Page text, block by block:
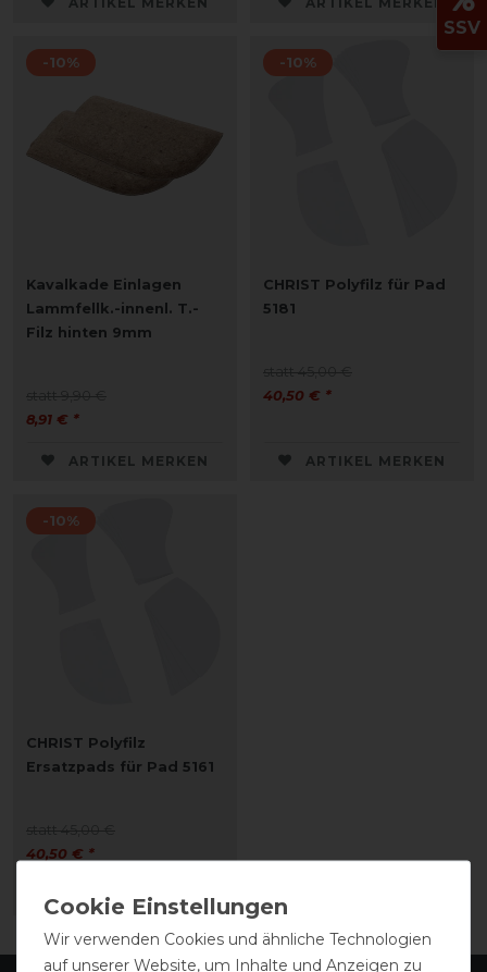
-10%
Kavalkade Einlagen
Lammfellk.-innenl. T.-
Filz hinten 9mm
8,91 € *
ARTIKEL MERKEN
-10%
CHRIST Polyfilz für Pad
5181
40,50 € *
ARTIKEL MERKEN
-10%
CHRIST Polyfilz
Ersatzpads für Pad 5161
40,50 € *
ARTIKEL MERKEN
SSV
Wir verwenden Cookies und ähnliche Technologien
auf unserer Website, um Inhalte und Anzeigen zu